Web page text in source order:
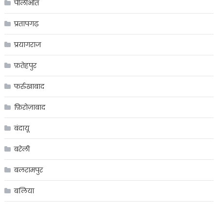
पीलीभीत
प्रतापगढ़
प्रयागराज
फ़तेहपुर
फर्रुखाबाद
फ़िरोज़ाबाद
बंदायू
बरेली
बलरामपुर
बलिया